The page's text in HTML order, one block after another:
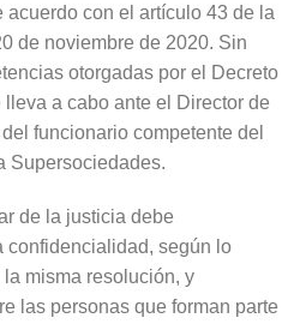
con el artículo 43 de la
de noviembre de 2020. Sin
otorgadas por el Decreto
a cabo ante el Director de
funcionario competente del
Supersociedades.
de la justicia debe
confidencialidad, según lo
misma resolución, y
las personas que forman parte